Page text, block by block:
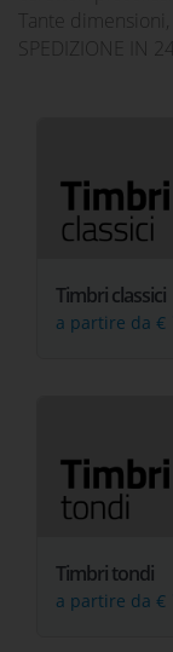
Tante
SPEDIZIONE IN
Timbri classici
a partire da €
Timbri tondi
a partire da €